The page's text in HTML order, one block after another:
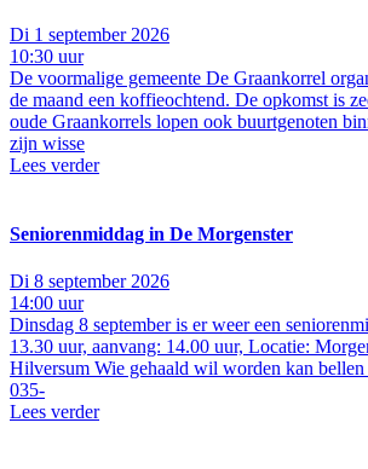
Di 1 september 2026
10:30 uur
De voormalige gemeente De Graankorrel
de maand een koffieochtend. De opkomst is
oude Graankorrels lopen ook buurtgenoten
zijn wisse
Lees verder
Seniorenmiddag in De Morgenster
Di 8 september 2026
14:00 uur
Dinsdag 8 september is er weer een
13.30 uur, aanvang: 14.00 uur, Locatie:
Hilversum Wie gehaald wil worden kan bellen
035-
Lees verder